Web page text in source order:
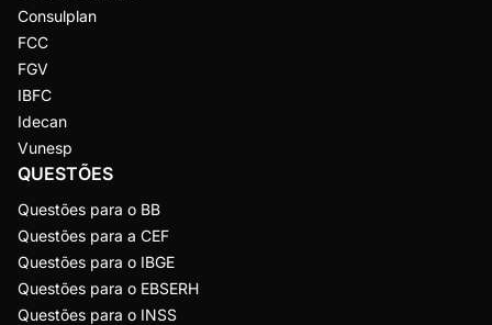
Consulplan
FCC
FGV
IBFC
Idecan
Vunesp
QUESTÕES
Questões para o BB
Questões para a CEF
Questões para o IBGE
Questões para o EBSERH
Questões para o INSS